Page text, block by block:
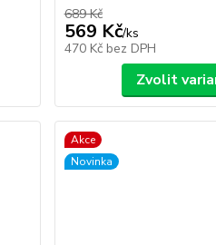
689 Kč
569 Kč/ks
470 Kč bez DPH
Zvolit
Akce
Novinka